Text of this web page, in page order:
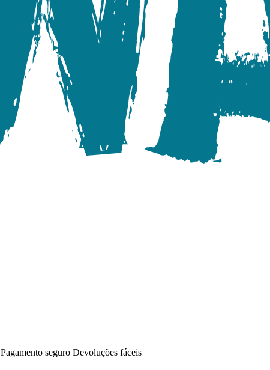
Pagamento seguro Devoluções fáceis